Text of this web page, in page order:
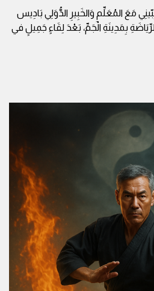
مَعَ المُعَلِّمِ وَالخَبِيرِ الدُّوَلِي بَادِيس
بِمَدِينَةِ الْجَمِّ، بَعْدَ لِقَاءٍ جَمِيلٍ في